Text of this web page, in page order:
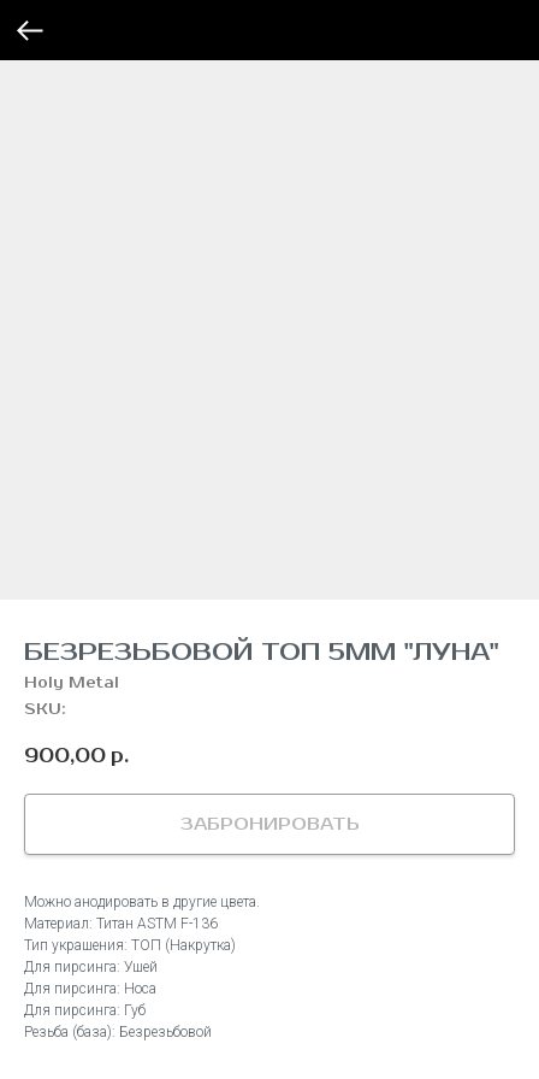
БЕЗРЕЗЬБОВОЙ ТОП 5ММ "ЛУНА"
Holy Metal
SKU:
900,00 р.
ЗАБРОНИРОВАТЬ
Можно анодировать в другие цвета.
Материал: Титан ASTM F-136
Тип украшения: ТОП (Накрутка)
Для пирсинга: Ушей
Для пирсинга: Носа
Для пирсинга: Губ
Резьба (база): Безрезьбовой